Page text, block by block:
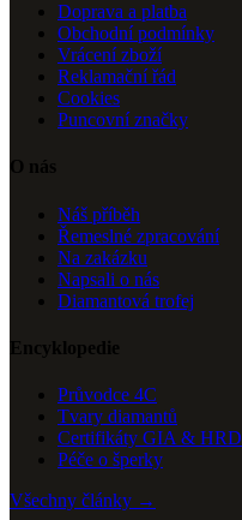
Doprava a platba
Obchodní podmínky
Vrácení zboží
Reklamační řád
Cookies
Puncovní značky
O nás
Náš příběh
Řemeslné zpracování
Na zakázku
Napsali o nás
Diamantová trofej
Encyklopedie
Průvodce 4C
Tvary diamantů
Certifikáty GIA & HRD
Péče o šperky
Všechny články →